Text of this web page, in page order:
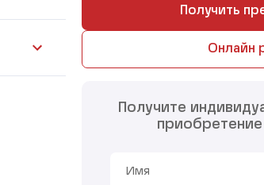
Получить
Онлайн
Получите
Имя